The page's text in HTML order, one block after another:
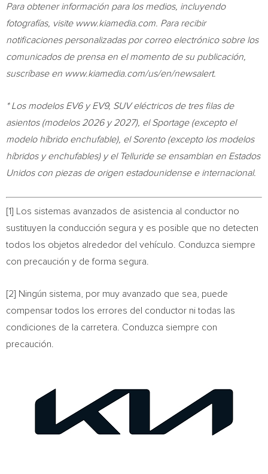
Para obtener información para los medios, incluyendo
fotografías, visite www.kiamedia.com. Para recibir
notificaciones personalizadas por correo electrónico sobre los
comunicados de prensa en el momento de su publicación,
suscríbase en www.kiamedia.com/us/en/newsalert.
* Los modelos EV6 y EV9, SUV eléctricos de tres filas de
asientos (modelos 2026 y 2027), el Sportage (excepto el
modelo híbrido enchufable), el Sorento (excepto los modelos
híbridos y enchufables) y el Telluride se ensamblan en Estados
Unidos con piezas de origen estadounidense e internacional.
[1] Los sistemas avanzados de asistencia al conductor no
sustituyen la conducción segura y es posible que no detecten
todos los objetos alrededor del vehículo. Conduzca siempre
con precaución y de forma segura.
[2] Ningún sistema, por muy avanzado que sea, puede
compensar todos los errores del conductor ni todas las
condiciones de la carretera. Conduzca siempre con
precaución.